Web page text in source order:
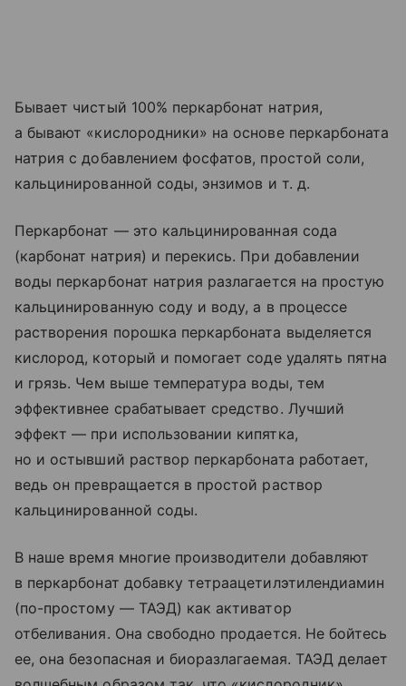
Бывает чистый 100% перкарбонат натрия,
а бывают «кислородники» на основе перкарбоната
натрия с добавлением фосфатов, простой соли,
кальцинированной соды, энзимов и т. д.
Перкарбонат — это кальцинированная сода
(карбонат натрия) и перекись. При добавлении
воды перкарбонат натрия разлагается на простую
кальцинированную соду и воду, а в процессе
растворения порошка перкарбоната выделяется
кислород, который и помогает соде удалять пятна
и грязь. Чем выше температура воды, тем
эффективнее срабатывает средство. Лучший
эффект — при использовании кипятка,
но и остывший раствор перкарбоната работает,
ведь он превращается в простой раствор
кальцинированной соды.
В наше время многие производители добавляют
в перкарбонат добавку тетраацетилэтилендиамин
(по-простому — ТАЭД) как активатор
отбеливания. Она свободно продается. Не бойтесь
ее, она безопасная и биоразлагаемая. ТАЭД делает